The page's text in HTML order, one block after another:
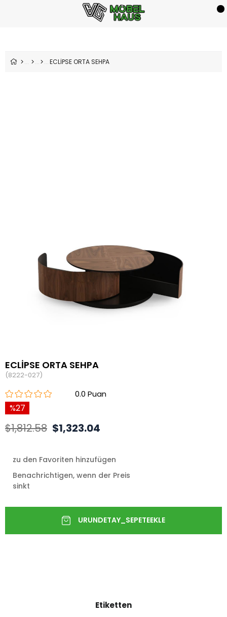
ECLİPSE ORTA SEHPA
ECLİPSE ORTA SEHPA
(8222-027)
0.0
27
$1,812.58 $1,323.04
zu den Favoriten hinzufügen
Benachrichtigen, wenn der Preis
sinkt
Etiketten